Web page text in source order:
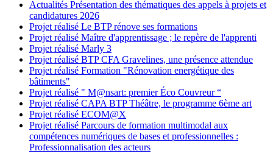
Actualités Présentation des thématiques des appels à projets et
candidatures 2026
Projet réalisé Le BTP rénove ses formations
Projet réalisé Maître d'apprentissage ; le repère de l'apprenti
Projet réalisé Marly 3
Projet réalisé BTP CFA Gravelines, une présence attendue
Projet réalisé Formation "Rénovation energétique des
bâtiments"
Projet réalisé " M@nsart: premier Éco Couvreur “
Projet réalisé CAPA BTP Théâtre, le programme 6ème art
Projet réalisé ECOM@X
Projet réalisé Parcours de formation multimodal aux
compétences numériques de bases et professionnelles :
Professionnalisation des acteurs